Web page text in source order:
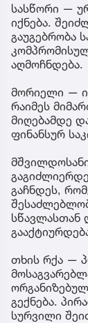
სასწორი —
იქნება.
გაუგებრობა
აღმოჩნდება.
მორიელი —
რაიმეს
მიღებამდე
ფინანსურ
გაჩნდეს,
სწავლასთან
თხის რქა —
გექნება.
სურვილი